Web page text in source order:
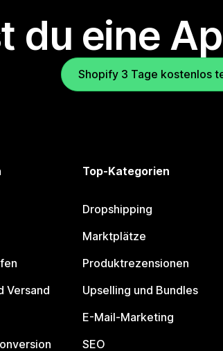
du eine
Shopify 3 Tage kostenlos
Versand
Top-Kategorien
Dropshipping
Marktplätze
Produktrezensionen
Upselling und Bundles
E-Mail-Marketing
SEO